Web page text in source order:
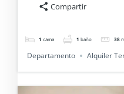
Compartir
1 cama 1 baño 38
Departamento Alquiler